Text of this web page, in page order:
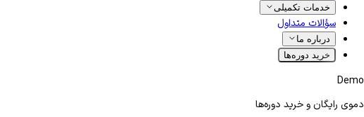
خدمات تکمیلی
سؤالات متداول
درباره ما
خرید دوره‌ها
Demo
دموی رایگان و خرید دوره‌ها